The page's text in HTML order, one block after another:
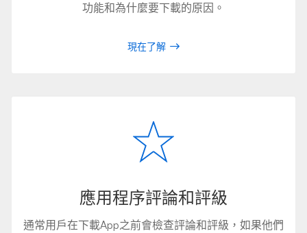
功能和為什麼要下載的原因。
現在了解
應用程序評論和評級
通常用戶在下載App之前會檢查評論和評級，如果他們